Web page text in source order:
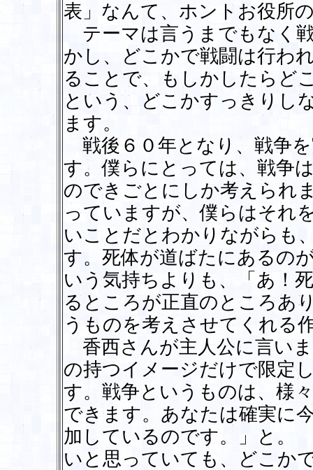
表」なんて、ホントお役所
テーマは言うまでもなく
かし、どこかで戦闘は行わ
ることで、もしかしたらど
という、どこかすっきりし
ます。
戦後６０年となり、戦争
す。僕らにとっては、戦争
のできごとにしか考えられ
っていますが、僕らはそれ
いことだとわかりながらも
す。死体が道ばたにあるの
いう気持ちよりも、「あ！
るところが正直のところあ
うものを考えさせてくれる
香西さんが主人公に言い
の持つイメージだけで限定
す。戦争というものは、様
できます。あなたは確実に
加しているのです。」と。
いと思っていても、どこか